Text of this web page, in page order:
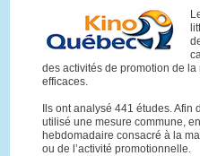
des activités de promotion de la
efficaces.
Ils ont analysé 441 études.
utilisé une mesure commune,
hebdomadaire consacré à la
ou de l’activité promotionnelle.